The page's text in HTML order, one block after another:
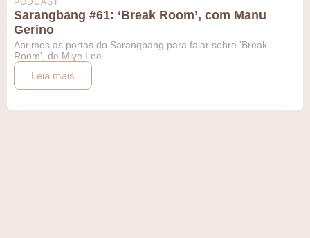
PODCAST
Sarangbang #61: ‘Break Room’, com Manu
Gerino
Abrimos as portas do Sarangbang para falar sobre 'Break
Room', de Miye Lee
Leia mais